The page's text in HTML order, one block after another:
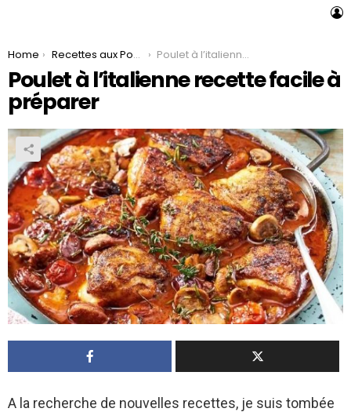
You are here:
Home Recettes aux Poulet Poulet à l’italienne recette facile à préparer
Poulet à l’italienne recette facile à
préparer
A la recherche de nouvelles recettes, je suis tombée